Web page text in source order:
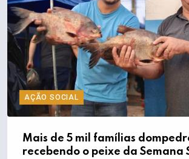
AÇÃO SOCIAL
Mais de 5 mil famílias
recebendo o peixe da Semana